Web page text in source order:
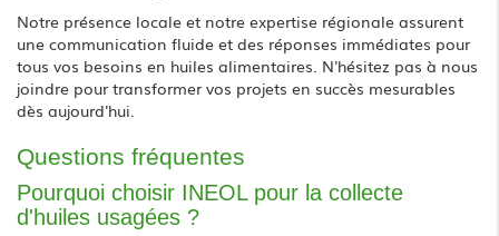
Notre présence locale et notre expertise régionale assurent
une communication fluide et des réponses immédiates pour
tous vos besoins en huiles alimentaires. N'hésitez pas à nous
joindre pour transformer vos projets en succès mesurables
dès aujourd'hui.
Questions fréquentes
Pourquoi choisir INEOL pour la collecte
d'huiles usagées ?